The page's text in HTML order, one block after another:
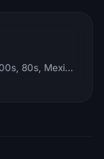
Electronic, Rock, Pop, 90s, 00s, 80s, Mexican, Ranchera, Reggaeton, Instrumental, Salsa, Merengue, Tropical, Romantic, Vallenato, Llanera